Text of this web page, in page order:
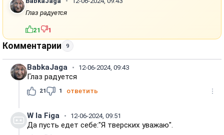
Глаз радуется
21 1
Комментарии 9
BabkaJaga 12-06-2024, 09:43
Глаз радуется
21 1 ответить
W la Figa 12-06-2024, 09:51
Да пусть едет себе:"Я тверских уважаю".